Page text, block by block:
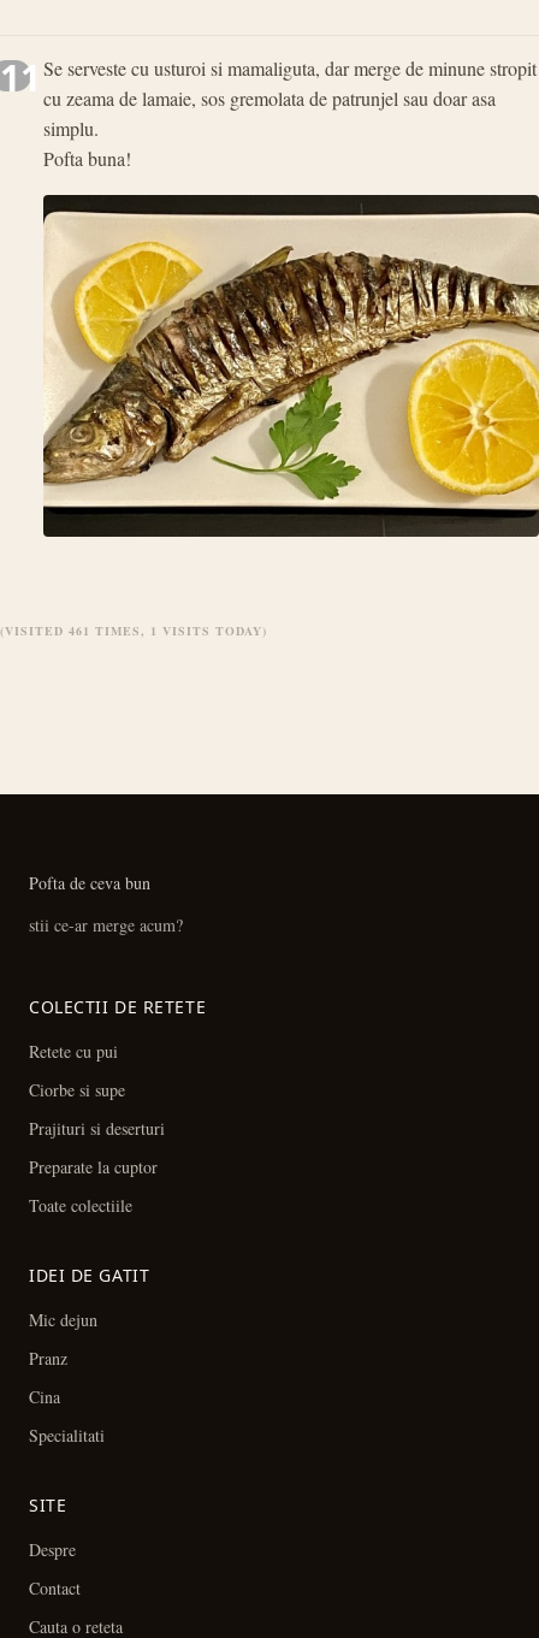
11 Se serveste cu usturoi si mamaliguta, dar merge de minune stropit
cu zeama de lamaie, sos gremolata de patrunjel sau doar asa
simplu.
Pofta buna!
(VISITED 461 TIMES, 1 VISITS TODAY)
Pofta de ceva bun
stii ce-ar merge acum?
COLECTII DE RETETE
Retete cu pui
Ciorbe si supe
Prajituri si deserturi
Preparate la cuptor
Toate colectiile
IDEI DE GATIT
Mic dejun
Pranz
Cina
Specialitati
SITE
Despre
Contact
Cauta o reteta